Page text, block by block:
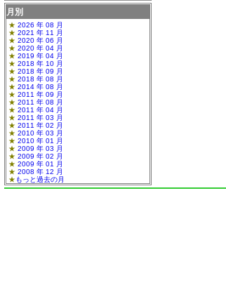
月別
2026 年 08 月
2021 年 11 月
2020 年 06 月
2020 年 04 月
2019 年 04 月
2018 年 10 月
2018 年 09 月
2018 年 08 月
2014 年 08 月
2011 年 09 月
2011 年 08 月
2011 年 04 月
2011 年 03 月
2011 年 02 月
2010 年 03 月
2010 年 01 月
2009 年 03 月
2009 年 02 月
2009 年 01 月
2008 年 12 月
もっと過去の月